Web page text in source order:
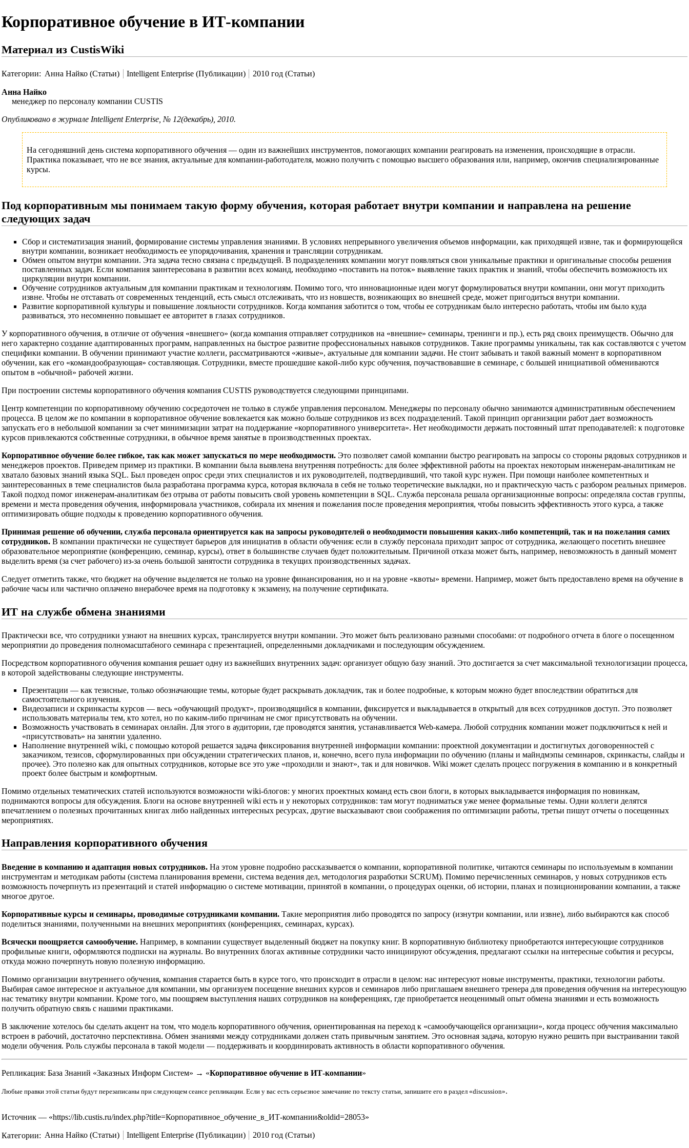
Корпоративное обучение в ИТ-компании
Материал из CustisWiki
Категории: Анна Найко (Статьи) Intelligent Enterprise (Публикации) 2010 год (Статьи)
Анна Найко
менеджер по персоналу компании CUSTIS
Опубликовано в журнале Intelligent Enterprise, № 12(декабрь), 2010.
На сегодняшний день система корпоративного обучения — один из важнейших инструментов, помогающих компании реагировать на изменения, происходящие в отрасли.
Практика показывает, что не все знания, актуальные для компании-работодателя, можно получить с помощью высшего образования или, например, окончив специализированные
курсы.
Под корпоративным мы понимаем такую форму обучения, которая работает внутри компании и направлена на решение
следующих задач
Сбор и систематизация знаний, формирование системы управления знаниями. В условиях непрерывного увеличения объемов информации, как приходящей извне, так и формирующейся
внутри компании, возникает необходимость ее упорядочивания, хранения и трансляции сотрудникам.
Обмен опытом внутри компании. Эта задача тесно связана с предыдущей. В подразделениях компании могут появляться свои уникальные практики и оригинальные способы решения
поставленных задач. Если компания заинтересована в развитии всех команд, необходимо «поставить на поток» выявление таких практик и знаний, чтобы обеспечить возможность их
циркуляции внутри компании.
Обучение сотрудников актуальным для компании практикам и технологиям. Помимо того, что инновационные идеи могут формулироваться внутри компании, они могут приходить
извне. Чтобы не отставать от современных тенденций, есть смысл отслеживать, что из новшеств, возникающих во внешней среде, может пригодиться внутри компании.
Развитие корпоративной культуры и повышение лояльности сотрудников. Когда компания заботится о том, чтобы ее сотрудникам было интересно работать, чтобы им было куда
развиваться, это несомненно повышает ее авторитет в глазах сотрудников.
У корпоративного обучения, в отличие от обучения «внешнего» (когда компания отправляет сотрудников на «внешние» семинары, тренинги и пр.), есть ряд своих преимуществ. Обычно для
него характерно создание адаптированных программ, направленных на быстрое развитие профессиональных навыков сотрудников. Такие программы уникальны, так как составляются с учетом
специфики компании. В обучении принимают участие коллеги, рассматриваются «живые», актуальные для компании задачи. Не стоит забывать и такой важный момент в корпоративном
обучении, как его «командообразующая» составляющая. Сотрудники, вместе прошедшие какой-либо курс обучения, поучаствовавшие в семинаре, с большей инициативой обмениваются
опытом в «обычной» рабочей жизни.
При построении системы корпоративного обучения компания CUSTIS руководствуется следующими принципами.
Центр компетенции по корпоративному обучению сосредоточен не только в службе управления персоналом. Менеджеры по персоналу обычно занимаются административным обеспечением
процесса. В целом же по компании в корпоративное обучение вовлекается как можно больше сотрудников из всех подразделений. Такой принцип организации работ дает возможность
запускать его в небольшой компании за счет минимизации затрат на поддержание «корпоративного университета». Нет необходимости держать постоянный штат преподавателей: к подготовке
курсов привлекаются собственные сотрудники, в обычное время занятые в производственных проектах.
Корпоративное обучение более гибкое, так как может запускаться по мере необходимости. Это позволяет самой компании быстро реагировать на запросы со стороны рядовых сотрудников и
менеджеров проектов. Приведем пример из практики. В компании была выявлена внутренняя потребность: для более эффективной работы на проектах некоторым инженерам-аналитикам не
хватало базовых знаний языка SQL. Был проведен опрос среди этих специалистов и их руководителей, подтвердивший, что такой курс нужен. При помощи наиболее компетентных и
заинтересованных в теме специалистов была разработана программа курса, которая включала в себя не только теоретические выкладки, но и практическую часть с разбором реальных примеров.
Такой подход помог инженерам-аналитикам без отрыва от работы повысить свой уровень компетенции в SQL. Служба персонала решала организационные вопросы: определяла состав группы,
времени и места проведения обучения, информировала участников, собирала их мнения и пожелания после проведения мероприятия, чтобы повысить эффективность этого курса, а также
оптимизировать общие подходы к проведению корпоративного обучения.
Принимая решение об обучении, служба персонала ориентируется как на запросы руководителей о необходимости повышения каких-либо компетенций, так и на пожелания самих
сотрудников. В компании практически не существует барьеров для инициатив в области обучения: если в службу персонала приходит запрос от сотрудника, желающего посетить внешнее
образовательное мероприятие (конференцию, семинар, курсы), ответ в большинстве случаев будет положительным. Причиной отказа может быть, например, невозможность в данный момент
выделить время (за счет рабочего) из-за очень большой занятости сотрудника в текущих производственных задачах.
Следует отметить также, что бюджет на обучение выделяется не только на уровне финансирования, но и на уровне «квоты» времени. Например, может быть предоставлено время на обучение в
рабочие часы или частично оплачено внерабочее время на подготовку к экзамену, на получение сертификата.
ИТ на службе обмена знаниями
Практически все, что сотрудники узнают на внешних курсах, транслируется внутри компании. Это может быть реализовано разными способами: от подробного отчета в блоге о посещенном
мероприятии до проведения полномасштабного семинара с презентацией, определенными докладчиками и последующим обсуждением.
Посредством корпоративного обучения компания решает одну из важнейших внутренних задач: организует общую базу знаний. Это достигается за счет максимальной технологизации процесса,
в которой задействованы следующие инструменты.
Презентации — как тезисные, только обозначающие темы, которые будет раскрывать докладчик, так и более подробные, к которым можно будет впоследствии обратиться для
самостоятельного изучения.
Видеозаписи и скринкаcты курсов — весь «обучающий продукт», производящийся в компании, фиксируется и выкладывается в открытый для всех сотрудников доступ. Это позволяет
использовать материалы тем, кто хотел, но по каким-либо причинам не смог присутствовать на обучении.
Возможность участвовать в семинарах онлайн. Для этого в аудитории, где проводятся занятия, устанавливается Web-камера. Любой сотрудник компании может подключиться к ней и
«присутствовать» на занятии удаленно.
Наполнение внутренней wiki, с помощью которой решается задача фиксирования внутренней информации компании: проектной документации и достигнутых договоренностей с
заказчиком, тезисов, сформулированных при обсуждении стратегических планов, и, конечно, всего пула информации по обучению (планы и майндмэпы семинаров, скринкасты, слайды и
прочее). Это полезно как для опытных сотрудников, которые все это уже «проходили и знают», так и для новичков. Wiki может сделать процесс погружения в компанию и в конкретный
проект более быстрым и комфортным.
Помимо отдельных тематических статей используются возможности wiki-блогов: у многих проектных команд есть свои блоги, в которых выкладывается информация по новинкам,
поднимаются вопросы для обсуждения. Блоги на основе внутренней wiki есть и у некоторых сотрудников: там могут подниматься уже менее формальные темы. Одни коллеги делятся
впечатлением о полезных прочитанных книгах либо найденных интересных ресурсах, другие высказывают свои соображения по оптимизации работы, третьи пишут отчеты о посещенных
мероприятиях.
Направления корпоративного обучения
Введение в компанию и адаптация новых сотрудников. На этом уровне подробно рассказывается о компании, корпоративной политике, читаются семинары по используемым в компании
инструментам и методикам работы (система планирования времени, система ведения дел, методология разработки SCRUM). Помимо перечисленных семинаров, у новых сотрудников есть
возможность почерпнуть из презентаций и статей информацию о системе мотивации, принятой в компании, о процедурах оценки, об истории, планах и позиционировании компании, а также
многое другое.
Корпоративные курсы и семинары, проводимые сотрудниками компании. Такие мероприятия либо проводятся по запросу (изнутри компании, или извне), либо выбираются как способ
поделиться знаниями, полученными на внешних мероприятиях (конференциях, семинарах, курсах).
Всячески поощряется самообучение. Например, в компании существует выделенный бюджет на покупку книг. В корпоративную библиотеку приобретаются интересующие сотрудников
профильные книги, оформляются подписки на журналы. Во внутренних блогах активные сотрудники часто инициируют обсуждения, предлагают ссылки на интересные события и ресурсы,
откуда можно почерпнуть новую полезную информацию.
Помимо организации внутреннего обучения, компания старается быть в курсе того, что происходит в отрасли в целом: нас интересуют новые инструменты, практики, технологии работы.
Выбирая самое интересное и актуальное для компании, мы организуем посещение внешних курсов и семинаров либо приглашаем внешнего тренера для проведения обучения на интересующую
нас тематику внутри компании. Кроме того, мы поощряем выступления наших сотрудников на конференциях, где приобретается неоценимый опыт обмена знаниями и есть возможность
получить обратную связь с нашими практиками.
В заключение хотелось бы сделать акцент на том, что модель корпоративного обучения, ориентированная на переход к «самообучающейся организации», когда процесс обучения максимально
встроен в рабочий, достаточно перспективна. Обмен знаниями между сотрудниками должен стать привычным занятием. Это основная задача, которую нужно решить при выстраивании такой
модели обучения. Роль службы персонала в такой модели — поддерживать и координировать активность в области корпоративного обучения.
Репликация: База Знаний «Заказных Информ Систем» → «Корпоративное обучение в ИТ-компании»
Любые правки этой статьи будут перезаписаны при следующем сеансе репликации. Если у вас есть серьезное замечание по тексту статьи, запишите его в раздел «discussion».
Источник — «https://lib.custis.ru/index.php?title=Корпоративное_обучение_в_ИТ-компании&oldid=28053»
Категории: Анна Найко (Статьи) Intelligent Enterprise (Публикации) 2010 год (Статьи)